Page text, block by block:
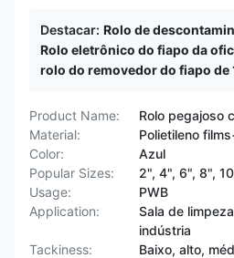
Destacar: Rolo de
Rolo eletrônico do fiapo da
rolo do removedor do fiapo de
Product Name:
Rolo pegajoso
Material:
Polietileno
Color:
Azul
Popular Sizes:
2", 4", 6", 8",
Usage:
PWB
Application:
Sala de
indústria
Tackiness:
Baixo, alto,